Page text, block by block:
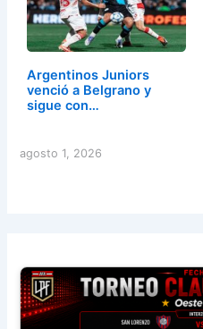
Argentinos Juniors
venció a Belgrano y
sigue con…
agosto 1, 2026